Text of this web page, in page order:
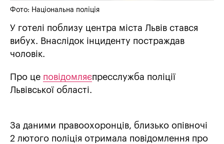
Фото: Національна поліція
У готелі поблизу центра міста Львів стався
вибух. Внаслідок інциденту постраждав
чоловік.
Про це повідомляєпресслужба поліції
Львівської області.
За даними правоохоронців, близько опівночі
2 лютого поліція отримала повідомлення про